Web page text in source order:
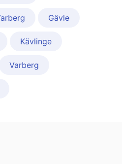
Gävle
Kävlinge
Varberg